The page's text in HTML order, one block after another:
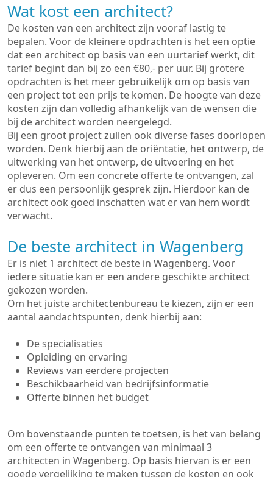
Wat kost een architect?
De kosten van een architect zijn vooraf lastig te
bepalen. Voor de kleinere opdrachten is het een optie
dat een architect op basis van een uurtarief werkt, dit
tarief begint dan bij zo een €80,- per uur. Bij grotere
opdrachten is het meer gebruikelijk om op basis van
een project tot een prijs te komen. De hoogte van deze
kosten zijn dan volledig afhankelijk van de wensen die
bij de architect worden neergelegd.
Bij een groot project zullen ook diverse fases doorlopen
worden. Denk hierbij aan de oriëntatie, het ontwerp, de
uitwerking van het ontwerp, de uitvoering en het
opleveren. Om een concrete offerte te ontvangen, zal
er dus een persoonlijk gesprek zijn. Hierdoor kan de
architect ook goed inschatten wat er van hem wordt
verwacht.
De beste architect in Wagenberg
Er is niet 1 architect de beste in Wagenberg. Voor
iedere situatie kan er een andere geschikte architect
gekozen worden.
Om het juiste architectenbureau te kiezen, zijn er een
aantal aandachtspunten, denk hierbij aan:
De specialisaties
Opleiding en ervaring
Reviews van eerdere projecten
Beschikbaarheid van bedrijfsinformatie
Offerte binnen het budget
Om bovenstaande punten te toetsen, is het van belang
om een offerte te ontvangen van minimaal 3
architecten in Wagenberg. Op basis hiervan is er een
goede vergelijking te maken tussen de kosten en ook